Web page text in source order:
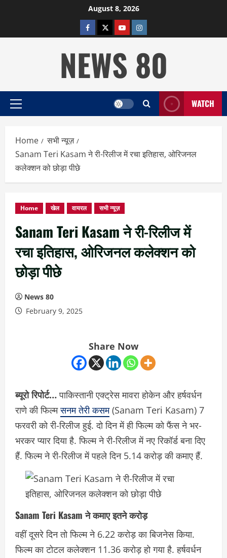
August 8, 2026
facebooktwitterYOUTUBE
instagram
NEWS 80
Primary
WATCH
Home
सभी न्यूज़
Sanam Teri Kasam ने री-रिलीज में रचा इतिहास, ओरिजनल
कलेक्शन को छोड़ा पीछे
Home खेल वायरल सभी न्यूज़
Sanam Teri Kasam ने री-रिलीज में
रचा इतिहास, ओरिजनल कलेक्शन को
छोड़ा पीछे
News 80
February 9, 2025
Share Now
ब्यूरो रिपोर्ट…पाकिस्तानी एक्ट्रेस मावरा होकेन और हर्षवर्धन
राणे की फिल्मसनम तेरी कसम(Sanam Teri Kasam) 7
फरवरी को री-रिलीज हुई. दो दिन में ही फिल्म को फैंस ने भर-
भरकर प्यार दिया है. फिल्म ने री-रिलीज में नए रिकॉर्ड बना दिए
हैं. फिल्म ने री-रिलीज में पहले दिन 5.14 करोड़ की कमाए हैं.
Sanam Teri Kasam ने कमाए इतने करोड़
वहीं दूसरे दिन तो फिल्म ने 6.22 करोड़ का बिजनेस किया.
फिल्म का टोटल कलेक्शन 11.36 करोड़ हो गया है. हर्षवर्धन